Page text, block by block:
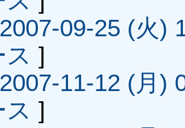
09-25 (火)
ス ]
11-12 (月)
ス ]